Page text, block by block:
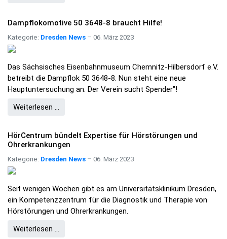
Dampflokomotive 50 3648-8 braucht Hilfe!
Kategorie: Dresden News 06. März 2023
Das Sächsisches Eisenbahnmuseum Chemnitz-Hilbersdorf e.V.
betreibt die Dampflok 50 3648-8. Nun steht eine neue
Hauptuntersuchung an. Der Verein sucht Spender"!
Weiterlesen …
HörCentrum bündelt Expertise für Hörstörungen und
Ohrerkrankungen
Kategorie: Dresden News 06. März 2023
Seit wenigen Wochen gibt es am Universitätsklinikum Dresden,
ein Kompetenzzentrum für die Diagnostik und Therapie von
Hörstörungen und Ohrerkrankungen.
Weiterlesen …